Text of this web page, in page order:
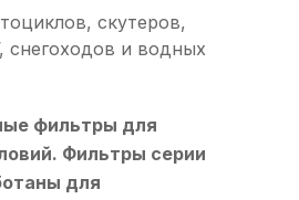
скутеров,
снегоходов и водных
фильтры для
Фильтры серии
для